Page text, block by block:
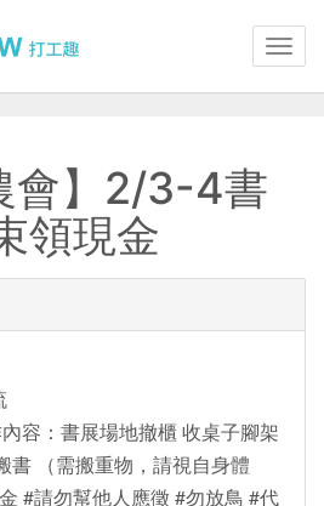
會】2/3-4書
領現金
容：書展場地撤櫃 收桌子腳架
書 （需搬重物，請視自身體
#請勿幫他人應徵 #勿放鳥 #代